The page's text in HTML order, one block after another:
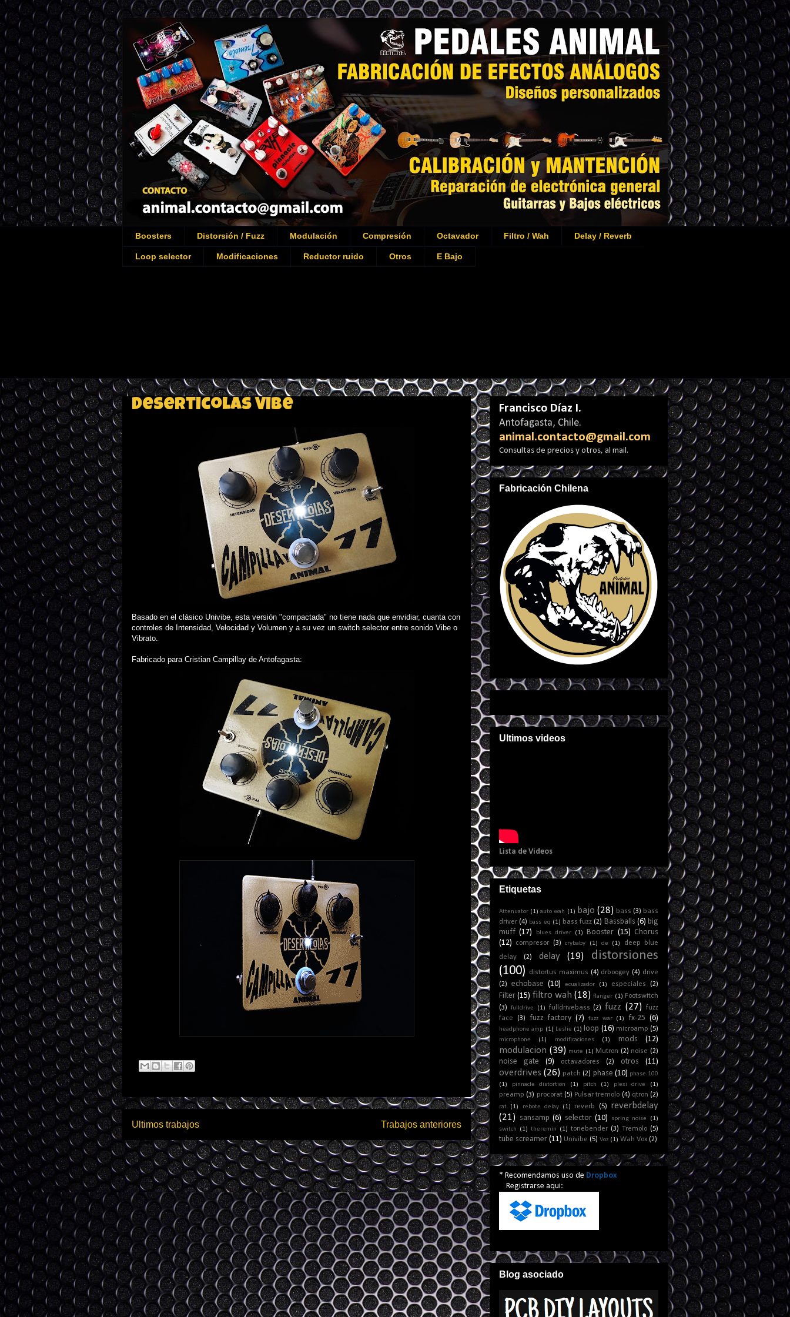
Boosters Distorsión / Fuzz Modulación Compresión Octavador Filtro / Wah Delay / Reverb
Loop selector Modificaciones Reductor ruido Otros E Bajo
Deserticolas Vibe
Basado en el clásico Univibe, esta versión "compactada" no tiene nada que envidiar, cuanta con
controles de Intensidad, Velocidad y Volumen y a su vez un switch selector entre sonido Vibe o
Vibrato.
Fabricado para Cristian Campillay de Antofagasta:
Ultimos trabajos Trabajos anteriores
Francisco Díaz I.
Antofagasta, Chile.
animal.contacto@gmail.com
Consultas de precios y otros, al mail.
Fabricación Chilena
Ultimos videos
Lista de Videos
Etiquetas
Attenuator (1) auto wah (1) bajo (28) bass (3) bass
driver (4) bass eq (1) bass fuzz (2) Bassballs (6) big
muff (17) blues driver (1) Booster (15) Chorus
(12)
compresor (3) crybaby (1) de (1)
deep blue
delay
(2) delay (19)
distorsiones
(100)
distortus maximus (4) drboogey (4) drive
(2)
echobase (10) ecualizador (1) especiales (2)
Filter (15) filtro wah (18) flanger (1) Footswitch
(3)
fulldrive (1) fulldrivebass (2) fuzz (27) fuzz
face
(3) fuzz factory (7) fuzz war (1) fx-25 (6)
headphone amp (1) Leslie (1) loop (16) microamp (5)
microphone (1) modificaciones (1) mods (12)
modulacion (39) mute (1) Mutron (2) noise (2)
noise gate (9) octavadores (2) otros (11)
overdrives (26) patch (2) phase (10) phase 100
(1)
pinnacle distortion (1) pitch (1) plexi drive (1)
preamp (3) procorat (5) Pulsar tremolo (4) qtron (2)
rat (1) rebote delay (1) reverb (5)
reverbdelay
(21) sansamp (6) selector (10) spring noise
(1)
switch
(1) theremin (1) tonebender (3) Tremolo (5)
tube screamer (11) Univibe (5) Voz (1) Wah Vox (2)
* Recomendamos uso de Dropbox
Registrarse aqui:
Blog asociado